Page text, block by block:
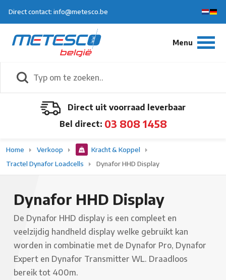
Direct contact: info@metesco.be
Direct uit voorraad leverbaar
Bel direct: 03 808 1458
Home Verkoop
Kracht & Koppel
Tractel Dynafor Loadcells
Dynafor HHD Display
Dynafor HHD Display
De Dynafor HHD display is een compleet en
veelzijdig handheld display welke gebruikt kan
worden in combinatie met de Dynafor Pro, Dynafor
Expert en Dynafor Transmitter WL. Draadloos
bereik tot 400m.